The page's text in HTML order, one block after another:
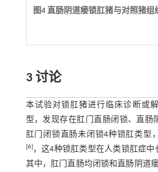
图4 直肠阴道瘘锁肛猪与对照猪组
3 讨论
本试验对锁肛猪进行临床诊断或
型，发现存在肛门直肠闭锁、直肠
肛门闭锁直肠未闭锁4种锁肛类型
[6]，这4种锁肛类型在人类锁肛症中
其中，肛门直肠均闭锁和直肠阴道